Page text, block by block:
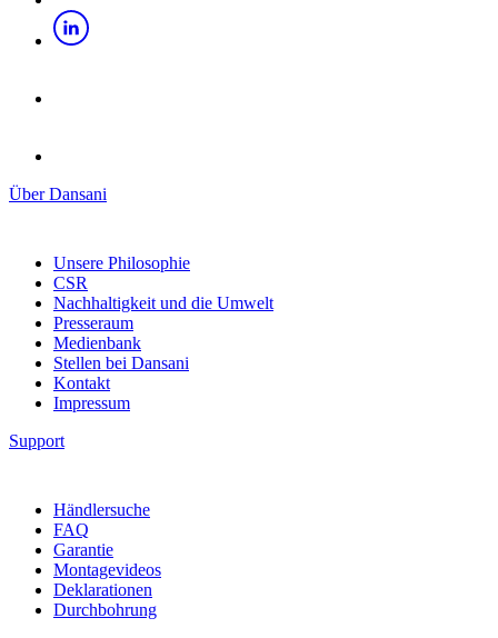
Über Dansani
Unsere Philosophie
CSR
Nachhaltigkeit und die Umwelt
Presseraum
Medienbank
Stellen bei Dansani
Kontakt
Impressum
Support
Händlersuche
FAQ
Garantie
Montagevideos
Deklarationen
Durchbohrung